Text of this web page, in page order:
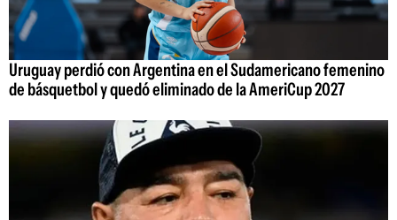
Uruguay perdió con Argentina en el Sudamericano femenino
de básquetbol y quedó eliminado de la AmeriCup 2027